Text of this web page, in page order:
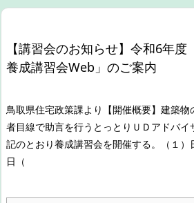
【講習会のお知らせ】令和6年
養成講習会Web」のご案内
鳥取県住宅政策課より 【開催概要】 建築物
者目線で助言を行うとっとりＵＤアドバ
記のとおり養成講習会を開催する。
（１
日（